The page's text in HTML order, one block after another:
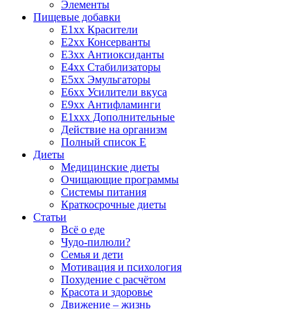
Элементы
Пищевые добавки
E1xx Красители
E2xx Консерванты
E3xx Антиоксиданты
E4xx Стабилизаторы
E5xx Эмульгаторы
E6xx Усилители вкуса
E9xx Антифламинги
E1xxx Дополнительные
Действие на организм
Полный список E
Диеты
Медицинские диеты
Очищающие программы
Системы питания
Краткосрочные диеты
Статьи
Всё о еде
Чудо-пилюли?
Семья и дети
Мотивация и психология
Похудение с расчётом
Красота и здоровье
Движение – жизнь